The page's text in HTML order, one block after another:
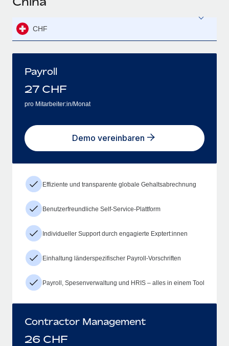
CHF
Payroll
27 CHF
pro Mitarbeiter:in/Monat
Demo vereinbaren
Effiziente und transparente globale Gehaltsabrechnung
Benutzerfreundliche Self-Service-Plattform
Individueller Support durch engagierte Exptert:innen
Einhaltung länderspezifischer Payroll-Vorschriften
Payroll, Spesenverwaltung und HRIS – alles in einem Tool
Contractor Management
26 CHF